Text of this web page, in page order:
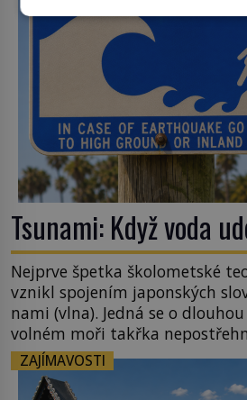
Tsunami: Když voda
Nejprve špetka školometské
vznikl spojením japonských
nami (vlna). Jedná se o
volném moři takřka
vlnová délka tsunami i 300
na volném moři je maximálně
podobné obří vlny obávat i v
ZAJÍMAVOSTI